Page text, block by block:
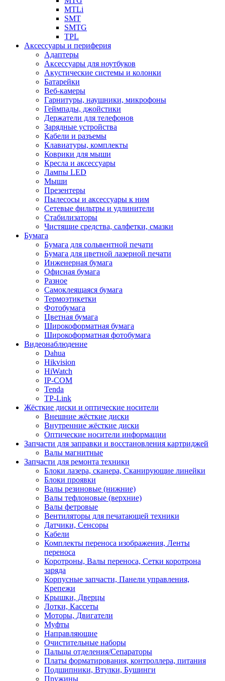
MTLi
SMT
SMTG
TPL
Аксессуары и периферия
Адаптеры
Аксессуары для ноутбуков
Акустические системы и колонки
Батарейки
Веб-камеры
Гарнитуры, наушники, микрофоны
Геймпады, джойстики
Держатели для телефонов
Зарядные устройства
Кабели и разъемы
Клавиатуры, комплекты
Коврики для мыши
Кресла и аксессуары
Лампы LED
Мыши
Презентеры
Пылесосы и аксессуары к ним
Сетевые фильтры и удлинители
Стабилизаторы
Чистящие средства, салфетки, смазки
Бумага
Бумага для сольвентной печати
Бумага для цветной лазерной печати
Инженерная бумага
Офисная бумага
Разное
Самоклеящаяся бумага
Термоэтикетки
Фотобумага
Цветная бумага
Широкоформатная бумага
Широкоформатная фотобумага
Видеонаблюдение
Dahua
Hikvision
HiWatch
IP-COM
Tenda
TP-Link
Жёсткие диски и оптические носители
Внешние жёсткие диски
Внутренние жёсткие диски
Оптические носители информации
Запчасти для заправки и восстановления картриджей
Валы магнитные
Запчасти для ремонта техники
Блоки лазера, сканера, Сканирующие линейки
Блоки проявки
Валы резиновые (нижние)
Валы тефлоновые (верхние)
Валы фетровые
Вентиляторы для печатающей техники
Датчики, Сенсоры
Кабели
Комплекты переноса изображения, Ленты
переноса
Коротроны, Валы переноса, Сетки коротрона
заряда
Корпусные запчасти, Панели управления,
Крепежи
Крышки, Дверцы
Лотки, Кассеты
Моторы, Двигатели
Муфты
Направляющие
Очистительные наборы
Пальцы отделения/Сепараторы
Платы форматирования, контроллера, питания
Подшипники, Втулки, Бушинги
Пружины